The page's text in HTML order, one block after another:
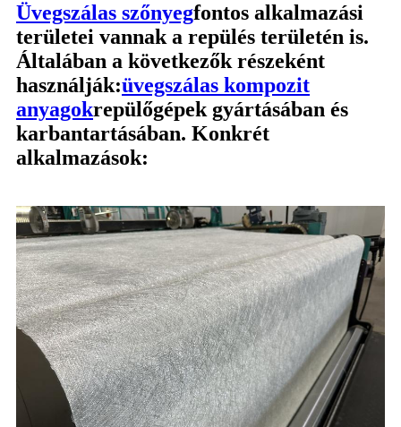
Üvegszálas szőnyegfontos alkalmazási
területei vannak a repülés területén is.
Általában a következők részeként
használják:üvegszálas kompozit
anyagokrepülőgépek gyártásában és
karbantartásában. Konkrét
alkalmazások: